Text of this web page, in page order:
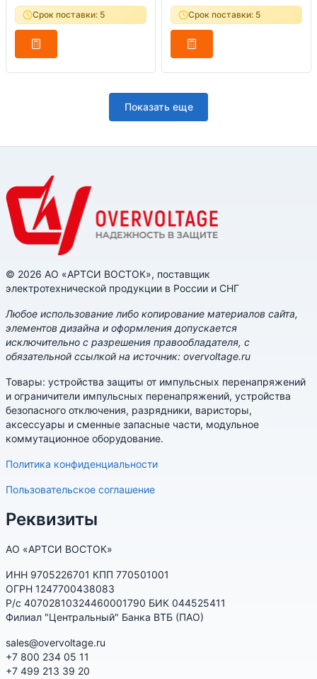
Срок поставки: 5
Срок поставки: 5
Показать еще
© 2026 АО «АРТСИ ВОСТОК», поставщик
электротехнической продукции в России и СНГ
Любое использование либо копирование материалов сайта,
элементов дизайна и оформления допускается
исключительно с разрешения правообладателя, с
обязательной ссылкой на источник: overvoltage.ru
Товары: устройства защиты от импульсных перенапряжений
и ограничители импульсных перенапряжений, устройства
безопасного отключения, разрядники, варисторы,
аксессуары и сменные запасные части, модульное
коммутационное оборудование.
Политика конфиденциальности
Пользовательское соглашение
Реквизиты
АО «АРТСИ ВОСТОК»
ИНН 9705226701 КПП 770501001
ОГРН 1247700438083
Р/с 40702810324460001790 БИК 044525411
Филиал "Центральный" Банка ВТБ (ПАО)
sales@overvoltage.ru
+7 800 234 05 11
+7 499 213 39 20